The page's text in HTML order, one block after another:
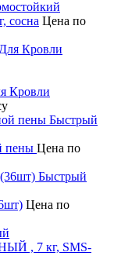
сосна Цена по
Кровли
Быстрый
пены Цена по
Быстрый
Цена по